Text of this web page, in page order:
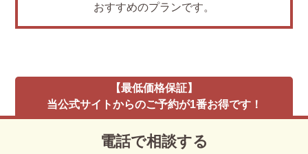
おすすめのプランです。
【最低価格保証】
当公式サイトからのご予約が1番お得です！
電話で相談する